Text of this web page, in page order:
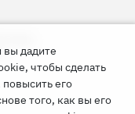
вы дадите
чтобы сделать
его
того, как вы его